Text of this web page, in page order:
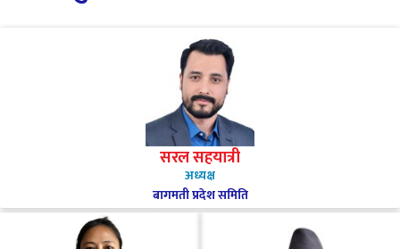
सरल सहयात्री
अध्यक्ष
बागमती प्रदेश समिति